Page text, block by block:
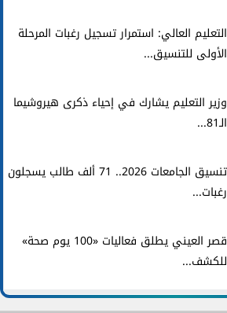
التعليم العالي: استمرار تسجيل رغبات المرحلة
الأولى للتنسيق...
وزير التعليم يشارك في إحياء ذكرى هيروشيما
الـ81...
تنسيق الجامعات 2026.. 71 ألف طالب يسجلون
رغبات...
قصر العيني يطلق فعاليات «100 يوم صحة»
للكشف...